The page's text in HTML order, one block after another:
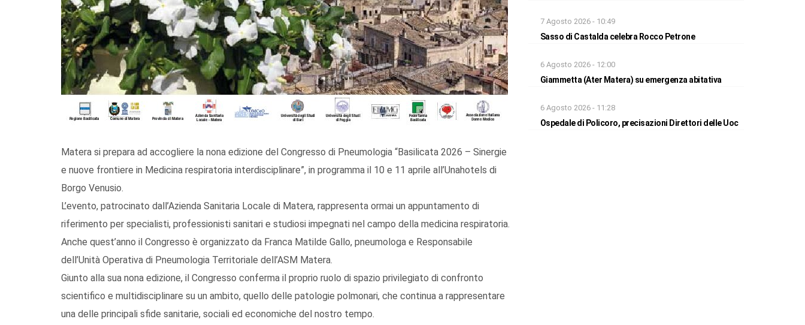
Matera si prepara ad accogliere la nona edizione del Congresso di Pneumologia “Basilicata 2026 – Sinergie
e nuove frontiere in Medicina respiratoria interdisciplinare”, in programma il 10 e 11 aprile all’Unahotels di
Borgo Venusio.
L’evento, patrocinato dall’Azienda Sanitaria Locale di Matera, rappresenta ormai un appuntamento di
riferimento per specialisti, professionisti sanitari e studiosi impegnati nel campo della medicina respiratoria.
Anche quest’anno il Congresso è organizzato da Franca Matilde Gallo, pneumologa e Responsabile
dell’Unità Operativa di Pneumologia Territoriale dell’ASM Matera.
Giunto alla sua nona edizione, il Congresso conferma il proprio ruolo di spazio privilegiato di confronto
scientifico e multidisciplinare su un ambito, quello delle patologie polmonari, che continua a rappresentare
una delle principali sfide sanitarie, sociali ed economiche del nostro tempo.
7 Agosto 2026 - 10:49
Sasso di Castalda celebra Rocco Petrone
6 Agosto 2026 - 12:00
Giammetta (Ater Matera) su emergenza abitativa
6 Agosto 2026 - 11:28
Ospedale di Policoro, precisazioni Direttori delle Uoc